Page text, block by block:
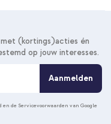
(kortings)acties én
op jouw interesses.
Aanmelden
en de Servicevoorwaarden van Google